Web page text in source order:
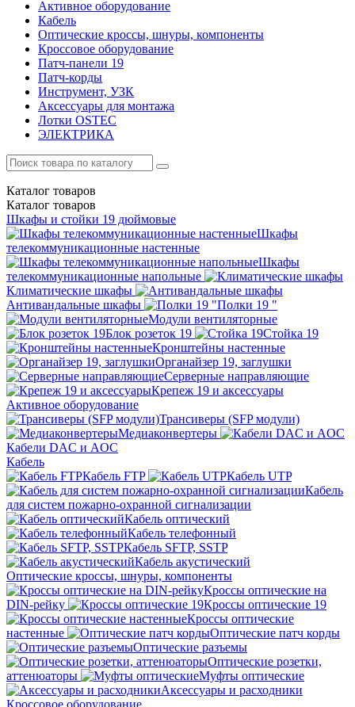
Активное оборудование
Кабель
Оптические кроссы, шнуры, компоненты
Кроссовое оборудование
Патч-панели 19
Патч-корды
Инструмент, УЗК
Аксессуары для монтажа
Лотки OSTEC
ЭЛЕКТРИКА
Каталог товаров
Каталог товаров
Шкафы и стойки 19 дюймовые
Шкафы
телекоммуникационные настенные
Шкафы
телекоммуникационные напольные
Климатические шкафы
Антивандальные шкафы
Полки 19 "
Модули вентиляторные
Блок розеток 19
Стойка 19
Кронштейны настенные
Органайзер 19, заглушки
Серверные направляющие
Крепеж 19 и аксессуары
Активное оборудование
Трансиверы (SFP модули)
Медиаконвертеры
Кабели DAC и AOC
Кабель
Кабель FTP
Кабель UTP
Кабель
для систем пожарно-охранной сигнализации
Кабель оптический
Кабель телефонный
Кабель SFTP, SSTP
Кабель акустический
Оптические кроссы, шнуры, компоненты
Кроссы оптические на
DIN-рейку
Кроссы оптические 19
Кроссы оптические
настенные
Оптические патч корды
Оптические разъемы
Оптические розетки,
аттенюаторы
Муфты оптические
Аксессуары и расходники
Кроссовое оборудование